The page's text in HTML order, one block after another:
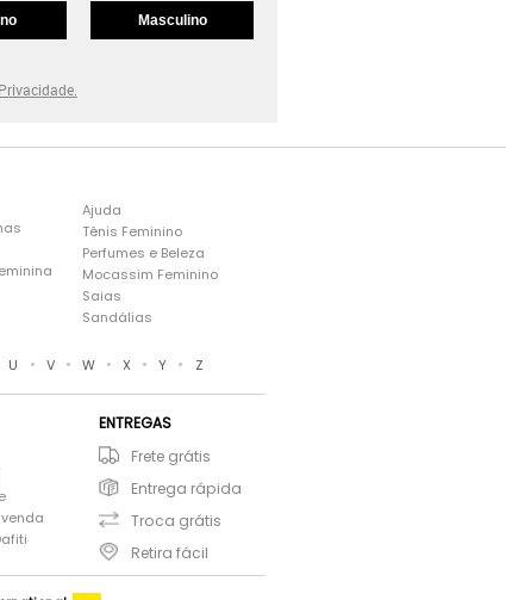
Masculino
Ajuda
Tênis Feminino
Perfumes e Beleza
Mocassim Feminino
Saias
Sandálias
U • V • W • X • Y • Z
ENTREGAS
Frete grátis
Entrega rápida
Troca grátis
Retira fácil